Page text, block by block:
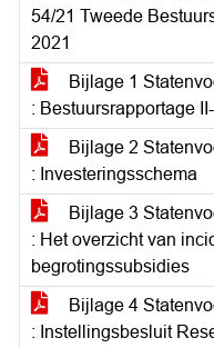
54/21 Tweede
2021
Bijlage 1
: Bestuursrapportage
Bijlage 2
: Investeringsschema
Bijlage 3
: Het overzicht van
begrotingssubsidies
Bijlage 4
: Instellingsbesluit